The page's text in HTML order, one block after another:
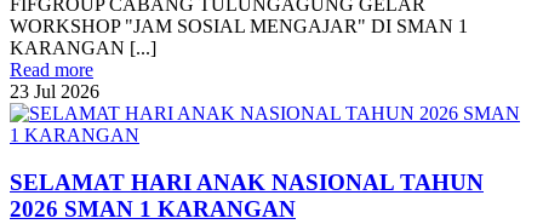
FIFGROUP CABANG TULUNGAGUNG GELAR
WORKSHOP "JAM SOSIAL MENGAJAR" DI SMAN 1
KARANGAN [...]
Read more
23 Jul 2026
SELAMAT HARI ANAK NASIONAL TAHUN
2026 SMAN 1 KARANGAN